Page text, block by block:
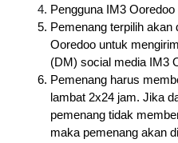
Pengguna IM3 Ooredoo
Pemenang terpilih
Ooredoo untuk
(DM) social media IM3
Pemenang harus
lambat 2x24 jam. Jika
pemenang tidak
maka pemenang akan